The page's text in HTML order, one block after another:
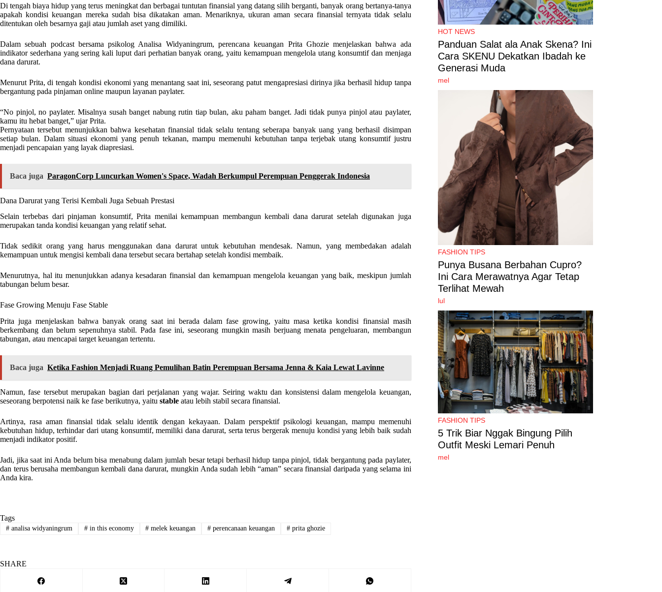
Di tengah biaya hidup yang terus meningkat dan berbagai tuntutan finansial yang datang silih berganti, banyak orang bertanya-tanya
apakah kondisi keuangan mereka sudah bisa dikatakan aman. Menariknya, ukuran aman secara finansial ternyata tidak selalu
ditentukan oleh besarnya gaji atau jumlah aset yang dimiliki.
Dalam sebuah podcast bersama psikolog Analisa Widyaningrum, perencana keuangan Prita Ghozie menjelaskan bahwa ada
indikator sederhana yang sering kali luput dari perhatian banyak orang, yaitu kemampuan mengelola utang konsumtif dan menjaga
dana darurat.
Menurut Prita, di tengah kondisi ekonomi yang menantang saat ini, seseorang patut mengapresiasi dirinya jika berhasil hidup tanpa
bergantung pada pinjaman online maupun layanan paylater.
“No pinjol, no paylater. Misalnya susah banget nabung rutin tiap bulan, aku paham banget. Jadi tidak punya pinjol atau paylater,
kamu itu hebat banget,” ujar Prita.
Pernyataan tersebut menunjukkan bahwa kesehatan finansial tidak selalu tentang seberapa banyak uang yang berhasil disimpan
setiap bulan. Dalam situasi ekonomi yang penuh tekanan, mampu memenuhi kebutuhan tanpa terjebak utang konsumtif justru
menjadi pencapaian yang layak diapresiasi.
Baca juga ParagonCorp Luncurkan Women's Space, Wadah Berkumpul Perempuan Penggerak Indonesia
Dana Darurat yang Terisi Kembali Juga Sebuah Prestasi
Selain terbebas dari pinjaman konsumtif, Prita menilai kemampuan membangun kembali dana darurat setelah digunakan juga
merupakan tanda kondisi keuangan yang relatif sehat.
Tidak sedikit orang yang harus menggunakan dana darurat untuk kebutuhan mendesak. Namun, yang membedakan adalah
kemampuan untuk mengisi kembali dana tersebut secara bertahap setelah kondisi membaik.
Menurutnya, hal itu menunjukkan adanya kesadaran finansial dan kemampuan mengelola keuangan yang baik, meskipun jumlah
tabungan belum besar.
Fase Growing Menuju Fase Stable
Prita juga menjelaskan bahwa banyak orang saat ini berada dalam fase growing, yaitu masa ketika kondisi finansial masih
berkembang dan belum sepenuhnya stabil. Pada fase ini, seseorang mungkin masih berjuang menata pengeluaran, membangun
tabungan, atau mencapai target keuangan tertentu.
Baca juga Ketika Fashion Menjadi Ruang Pemulihan Batin Perempuan Bersama Jenna & Kaia Lewat Lavinne
Namun, fase tersebut merupakan bagian dari perjalanan yang wajar. Seiring waktu dan konsistensi dalam mengelola keuangan,
seseorang berpotensi naik ke fase berikutnya, yaitu stable atau lebih stabil secara finansial.
Artinya, rasa aman finansial tidak selalu identik dengan kekayaan. Dalam perspektif psikologi keuangan, mampu memenuhi
kebutuhan hidup, terhindar dari utang konsumtif, memiliki dana darurat, serta terus bergerak menuju kondisi yang lebih baik sudah
menjadi indikator positif.
Jadi, jika saat ini Anda belum bisa menabung dalam jumlah besar tetapi berhasil hidup tanpa pinjol, tidak bergantung pada paylater,
dan terus berusaha membangun kembali dana darurat, mungkin Anda sudah lebih “aman” secara finansial daripada yang selama ini
Anda kira.
Tags
#analisa widyaningrum #in this economy # melek keuangan # perencanaan keuangan # prita ghozie
SHARE
HOT NEWS
Panduan Salat ala Anak Skena? Ini
Cara SKENU Dekatkan Ibadah ke
Generasi Muda
mel
FASHION TIPS
Punya Busana Berbahan Cupro?
Ini Cara Merawatnya Agar Tetap
Terlihat Mewah
lul
FASHION TIPS
5 Trik Biar Nggak Bingung Pilih
Outfit Meski Lemari Penuh
mel